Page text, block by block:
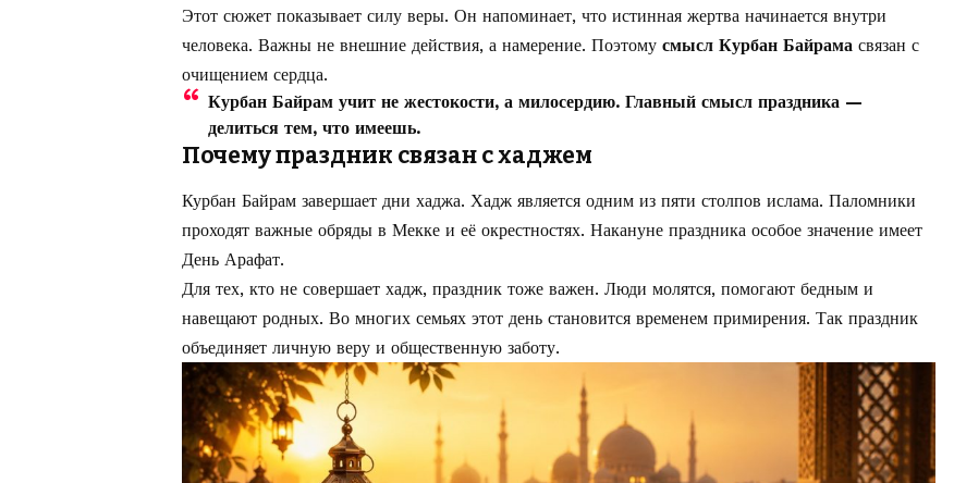
Этот сюжет показывает силу веры. Он напоминает, что истинная жертва начинается внутри
человека. Важны не внешние действия, а намерение. Поэтому смысл Курбан Байрама связан с
очищением сердца.
Курбан Байрам учит не жестокости, а милосердию. Главный смысл праздника —
делиться тем, что имеешь.
Почему праздник связан с хаджем
Курбан Байрам завершает дни хаджа. Хадж является одним из пяти столпов ислама. Паломники
проходят важные обряды в Мекке и её окрестностях. Накануне праздника особое значение имеет
День Арафат.
Для тех, кто не совершает хадж, праздник тоже важен. Люди молятся, помогают бедным и
навещают родных. Во многих семьях этот день становится временем примирения. Так праздник
объединяет личную веру и общественную заботу.